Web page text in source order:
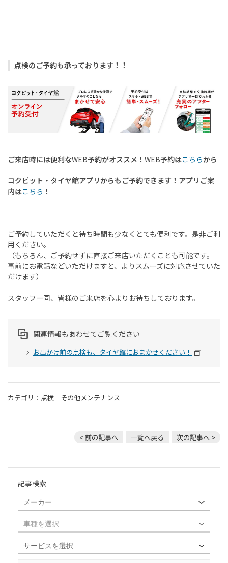
点検のご予約も承っております！！
ご来店時には便利なWEB予約がオススメ！ WEB予約はこちらから
コクピット・タイヤ館アプリからもご予約できます！アプリご案
内はこちら ！
ご予約していただくと待ち時間も少なくとても便利です。是非ご利
用ください。
（もちろん、ご予約せずに直接ご来店いただくことも可能です。
事前にお電話などいただけますと、よりスムーズに対応させていた
だけます）
スタッフ一同、皆様のご来店を心よりお待ちしております。
関連情報もあわせてご覧ください
お出かけ前の点検も、タイヤ館におまかせください！
カテゴリ： 点検 その他メンテナンス
< 前の記事へ 一覧へ戻る 次の記事へ >
記事検索